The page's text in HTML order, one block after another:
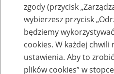
Baza
przekształconych
zgody (przycisk
wybierzesz przycisk
będziemy
cookies. W każdej chwili
ustawienia. Aby to
plików cookies” w